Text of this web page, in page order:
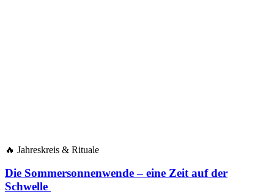
🔥 Jah­res­kreis & Rituale
Die Sommersonnenwende – eine Zeit auf der
Schwelle